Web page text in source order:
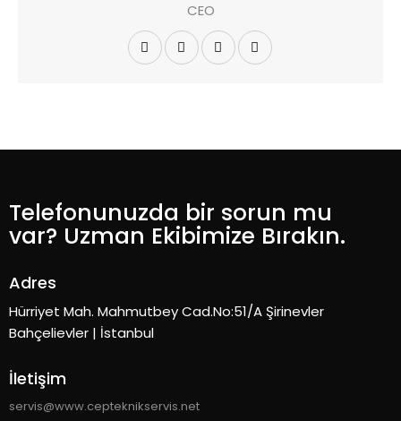
CEO
Telefonunuzda bir sorun mu
var? Uzman Ekibimize Bırakın.
Adres
Hürriyet Mah. Mahmutbey Cad.No:51/A Şirinevler
Bahçelievler | İstanbul
İletişim
servis@www.cepteknikservis.net